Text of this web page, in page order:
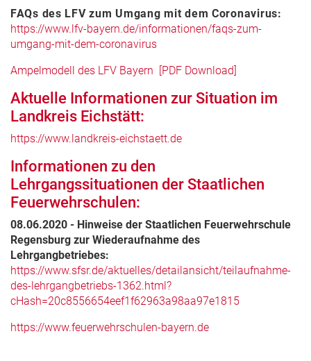
FAQs des LFV zum Umgang mit dem Coronavirus:
https://www.lfv-bayern.de/informationen/faqs-zum-
umgang-mit-dem-coronavirus
Ampelmodell des LFV Bayern [PDF Download]
Aktuelle Informationen zur Situation im
Landkreis Eichstätt:
https://www.landkreis-eichstaett.de
Informationen zu den
Lehrgangssituationen der Staatlichen
Feuerwehrschulen:
08.06.2020 - Hinweise der Staatlichen Feuerwehrschule
Regensburg zur Wiederaufnahme des
Lehrgangbetriebes:
https://www.sfsr.de/aktuelles/detailansicht/teilaufnahme-
des-lehrgangbetriebs-1362.html?
cHash=20c8556654eef1f62963a98aa97e1815
https://www.feuerwehrschulen-bayern.de